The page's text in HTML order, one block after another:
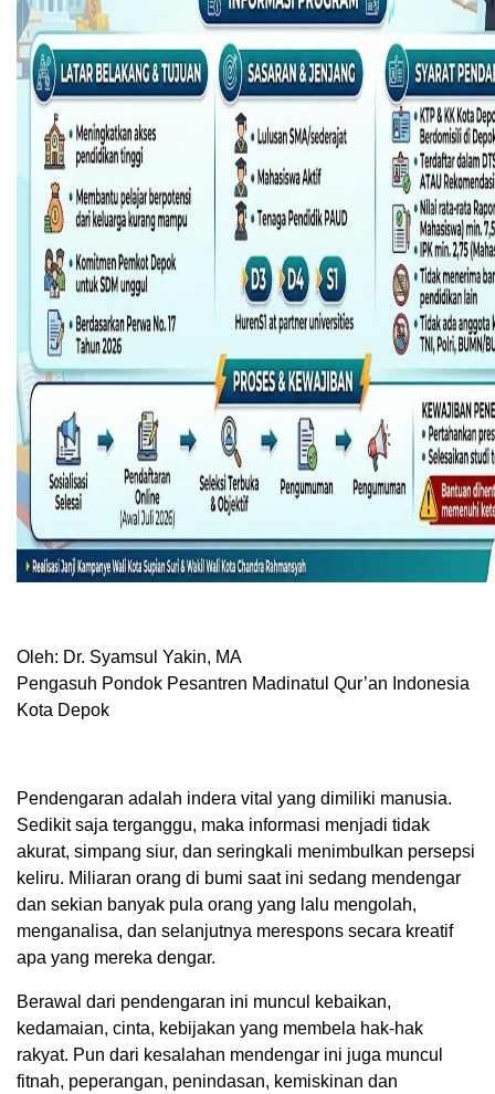
Oleh: Dr. Syamsul Yakin, MA
Pengasuh Pondok Pesantren Madinatul Qur’an Indonesia
Kota Depok
Pendengaran adalah indera vital yang dimiliki manusia.
Sedikit saja terganggu, maka informasi menjadi tidak
akurat, simpang siur, dan seringkali menimbulkan persepsi
keliru. Miliaran orang di bumi saat ini sedang mendengar
dan sekian banyak pula orang yang lalu mengolah,
menganalisa, dan selanjutnya merespons secara kreatif
apa yang mereka dengar.
Berawal dari pendengaran ini muncul kebaikan,
kedamaian, cinta, kebijakan yang membela hak-hak
rakyat. Pun dari kesalahan mendengar ini juga muncul
fitnah, peperangan, penindasan, kemiskinan dan